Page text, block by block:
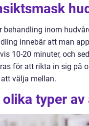
behandling inom
innebär att man
10-20 minuter, och
för att rikta in sig på
välja mellan.
typer